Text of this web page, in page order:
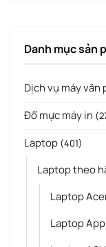
Danh mục sản
Dịch vụ máy văn
Đổ mực máy in
Laptop (401)
Laptop theo
Laptop
Laptop